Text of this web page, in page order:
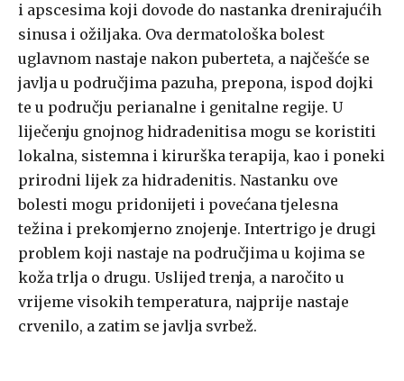
i apscesima koji dovode do nastanka drenirajućih
sinusa i ožiljaka. Ova dermatološka bolest
uglavnom nastaje nakon puberteta, a najčešće se
javlja u područjima pazuha, prepona, ispod dojki
te u području perianalne i genitalne regije. U
liječenju gnojnog hidradenitisa mogu se koristiti
lokalna, sistemna i kirurška terapija, kao i poneki
prirodni lijek za hidradenitis. Nastanku ove
bolesti mogu pridonijeti i povećana tjelesna
težina i prekomjerno znojenje. Intertrigo je drugi
problem koji nastaje na područjima u kojima se
koža trlja o drugu. Uslijed trenja, a naročito u
vrijeme visokih temperatura, najprije nastaje
crvenilo, a zatim se javlja svrbež.